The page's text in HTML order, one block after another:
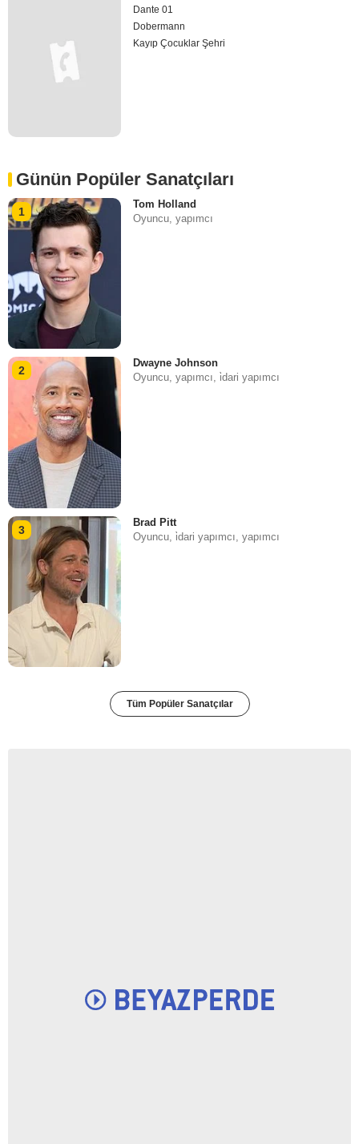
Dante 01
Dobermann
Kayıp Çocuklar Şehri
Günün Popüler Sanatçıları
1
Tom Holland
Oyuncu, yapımcı
2
Dwayne Johnson
Oyuncu, yapımcı, i̇dari yapımcı
3
Brad Pitt
Oyuncu, i̇dari yapımcı, yapımcı
Tüm Popüler Sanatçılar